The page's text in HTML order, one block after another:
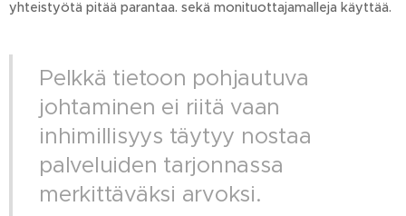
yhteistyötä pitää parantaa. sekä monituottajamalleja käyttää.
Pelkkä tietoon pohjautuva
johtaminen ei riitä vaan
inhimillisyys täytyy nostaa
palveluiden tarjonnassa
merkittäväksi arvoksi.